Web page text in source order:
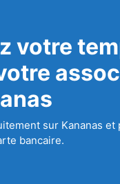
votre
sur Kananas
bancaire.